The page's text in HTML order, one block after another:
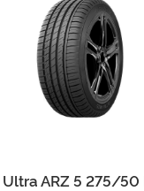
Ultra ARZ 5 275/50